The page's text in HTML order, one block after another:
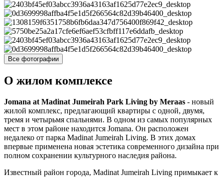
Все фотографии
О жилом комплексе
Jomana at Madinat Jumeirah Park Living by Meraas - новый
жилой комплекс, предлагающий квартиры с одной, двумя,
тремя и четырьмя спальнями. В одном из самых популярных
мест в этом районе находится Jomana. Он расположен
недалеко от парка Madinat Jumeirah Living. В этих домах
впервые применена новая эстетика современного дизайна при
полном сохранении культурного наследия района.
Известный район города, Madinat Jumeirah Living примыкает к